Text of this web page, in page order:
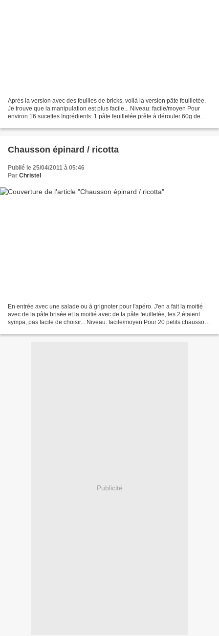
Après la version avec des feuilles de bricks, voilà la version pâte feuilletée.
Je trouve que la manipulation est plus facile... Niveau: facile/moyen Pour
environ 16 sucettes Ingrédients: 1 pâte feuilletée prête à dérouler 60g de
Chausson épinard / ricotta
Publié le 25/04/2011 à 05:46
Par Christel
En entrée avec une salade ou à grignoter pour l'apéro. J'en a fait la moitié
avec de la pâte brisée et la moitié avec de la pâte feuilletée, les 2 étaient
sympa, pas facile de choisir... Niveau: facile/moyen Pour 20 petits chaussons
Publicité